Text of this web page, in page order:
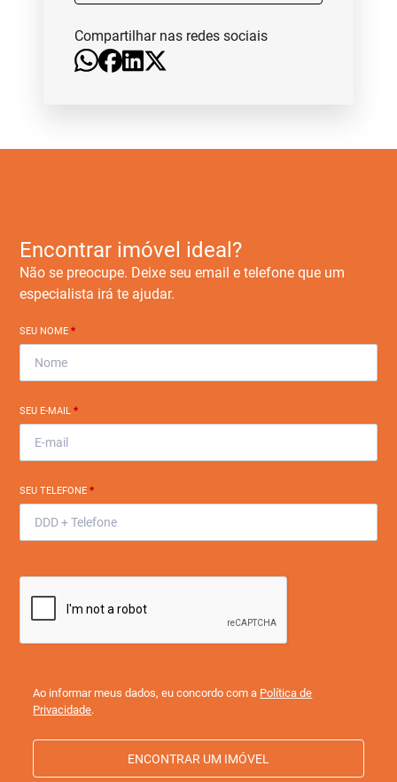
Compartilhar nas redes sociais
Encontrar imóvel ideal?
Não se preocupe. Deixe seu email e telefone que um
especialista irá te ajudar.
SEU NOME*
SEU E-MAIL*
SEU TELEFONE*
Ao informar meus dados, eu concordo com a Política de
Privacidade.
ENCONTRAR UM IMÓVEL